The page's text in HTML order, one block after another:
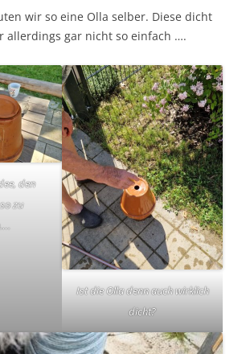
wir so eine Olla selber. Diese dicht
allerdings gar nicht so einfach ….
den
zu
Ist die Olla denn auch wirklich
dicht?